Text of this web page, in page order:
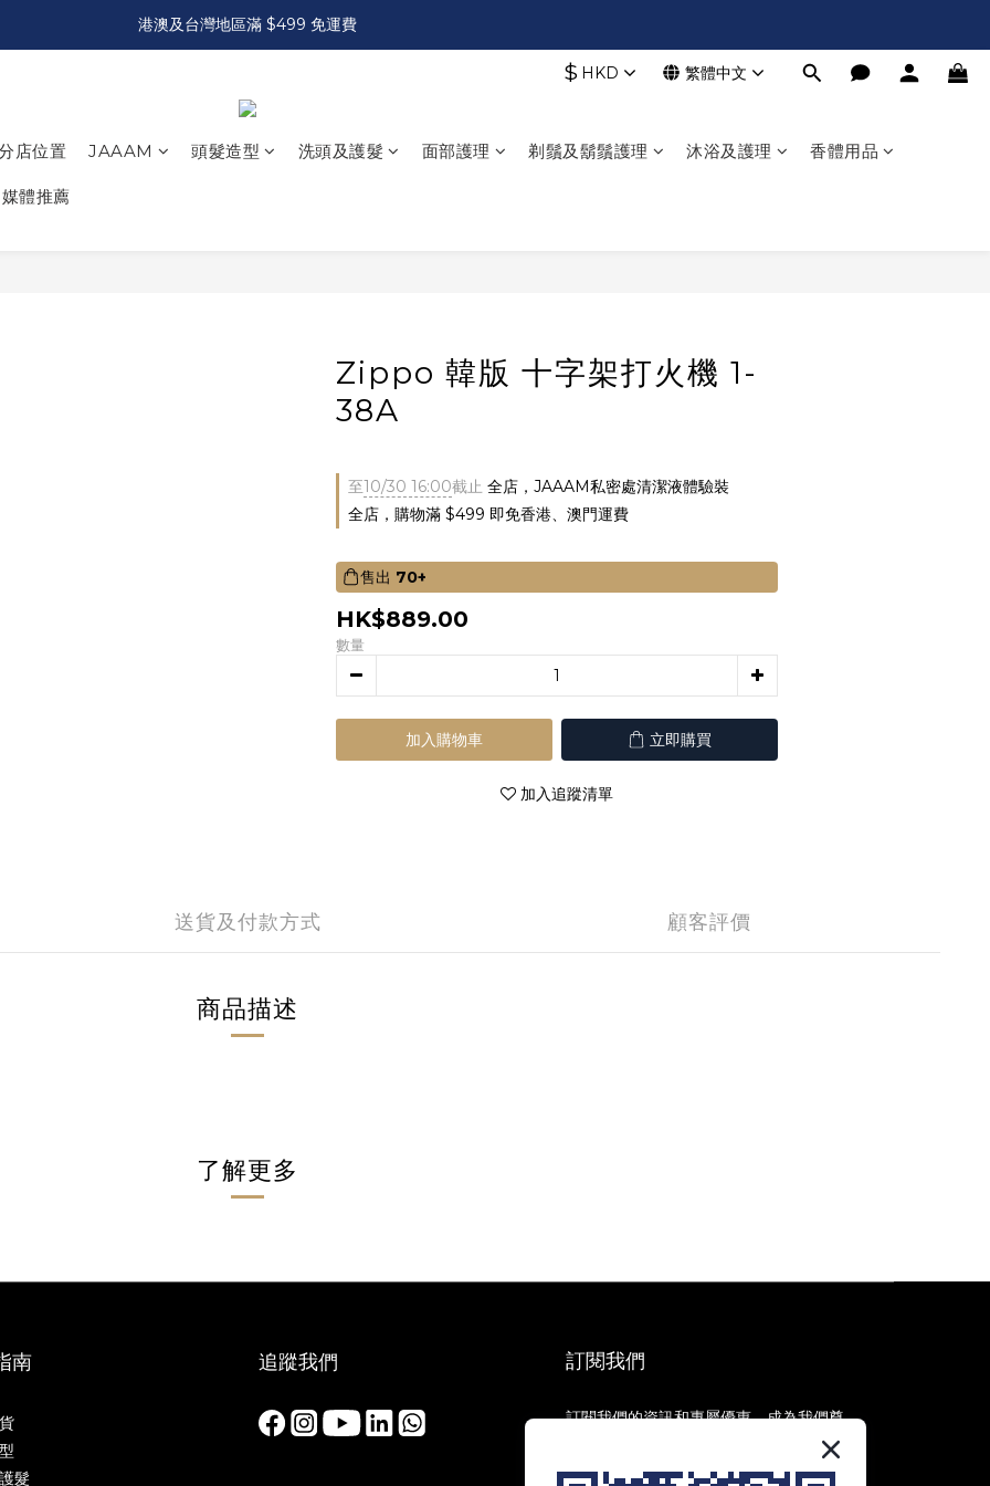
港澳及台灣地區滿 $499 免運費
$ HKD 繁體中文
店位置 JAAAM 頭髮造型 洗頭及護髮 面部護理 剃鬚及鬍鬚護理 沐浴及護理 香體用品
媒體推薦
Zippo 韓版 十字架打火機 1-
38A
至10/30 16:00截止 全店，JAAAM私密處清潔液體驗裝
全店，購物滿 $499 即免香港、澳門運費
售出 70+
HK$889.00
數量
加入購物車 立即購買
加入追蹤清單
送貨及付款方式 顧客評價
商品描述
了解更多
南
髮
追蹤我們 訂閱我們
訂閱我們的資訊和專屬優惠，成為我們尊
貴會員，享受第一手資訊和獨家優惠！